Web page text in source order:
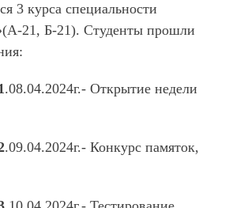
3 курса специальности
21, Б-21). Студенты прошли
.08.04.2024г.- Открытие недели
.09.04.2024г.- Конкурс памяток,